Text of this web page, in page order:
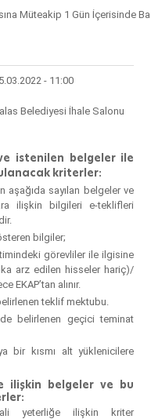
Müteakip 1 Gün İçerisinde
- 11:00
Belediyesi İhale Salonu
istenilen belgeler ile
kriterler:
aşağıda sayılan belgeler ve
ilişkin bilgileri e-teklifleri
bilgiler;
görevliler ile ilgisine
arz edilen hisseler hariç)/
EKAP’tan alınır.
teklif mektubu.
belirlenen geçici teminat
bir kısmı alt yüklenicilere
ilişkin belgeler ve bu
yeterliğe ilişkin kriter